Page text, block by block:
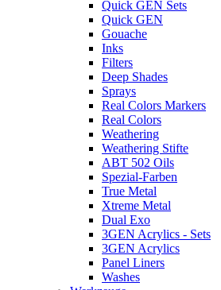
Quick GEN Sets
Quick GEN
Gouache
Inks
Filters
Deep Shades
Sprays
Real Colors Markers
Real Colors
Weathering
Weathering Stifte
ABT 502 Oils
Spezial-Farben
True Metal
Xtreme Metal
Dual Exo
3GEN Acrylics - Sets
3GEN Acrylics
Panel Liners
Washes